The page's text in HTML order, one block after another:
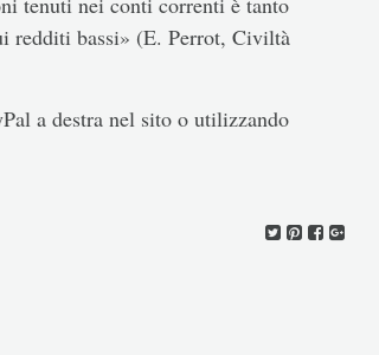
redditi bassi» (E. Perrot, Civiltà
a destra nel sito o utilizzando